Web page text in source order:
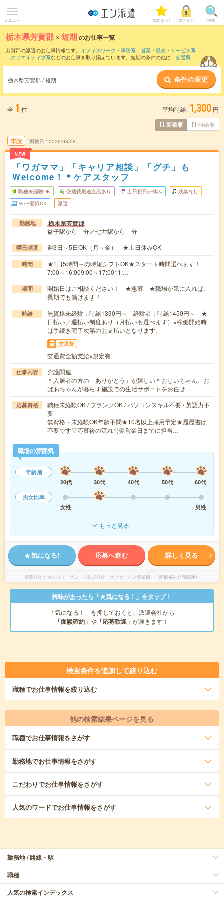
メニュー 気になる! ログイン 検索
栃木県芳賀郡 ×短期のお仕事一覧
芳賀郡の派遣のお仕事情報です。 オフィスワーク・事務系、 営業・販売・サービス系
、 クリエイティブ系などのお仕事を取り揃えています。短期の条件の他に、 交通費別
栃木県芳賀郡 / 短期 条件の変更
全 1 件 平均時給: 1,300 円
新着順 時給順
未読
NEW
掲載日 2026/08/08
「ワガママ」「キャリア相談」「グチ」も
Welcome！＊ケアスタッフ
職種未経験OK 交通費別途支給あり 土日祝日が休み 残業なし
WEB登録OK 派遣
勤務地 栃木県芳賀郡
益子駅から---分／七井駅から---分
曜日頻度 週3日～5日OK（月～金） ★土日休みOK
時間
★1日5時間～の時短シフトOK★スタート時間選べます！
7:00～16:009:00～17:0011:…
期間
開始日はご相談ください！ ★急募 ★職場が気に入れば、
長期でも働けます！
時給
無資格未経験：時給1330円～ 経験者：時給1450円～ ★
日払い／週払い制度あり（月払いも選べます）※稼働開始時
は手続き完了次第のお支払いとなります。
交通費
交通費全額支給※規定有
仕事内容
介護関連
＊入居者の方の「ありがとう」が嬉しい＊おじいちゃん、お
ばあちゃんが暮らす施設での生活サポートをお任せ…
応募資格
職種未経験OK / ブランクOK / パソコンスキル不要 / 英語力不
要
無資格・未経験OK年齢不問★10名以上採用予定★履歴書は
不要です▽応募後の流れ1)翌営業日までに担当…
職場の雰囲気
年齢層
20代
30代 40代 50代
60代
男女比率
女性
男性
もっと見る
気になる! 応募へ進む 詳しく見る
派遣会社 マンパワーグループ株式会社 ケアサービス事業部 （医療福祉介護関連）
興味があったら「★気になる！」をタップ！
「気になる！」を押しておくと、派遣会社から
「面談確約」 や 「応募歓迎」 が届きます！
検索条件を追加して絞り込む
職種でお仕事情報を絞り込む
他の検索結果ページを見る
職種でお仕事情報をさがす
勤務地でお仕事情報をさがす
こだわりでお仕事情報をさがす
人気のワードでお仕事情報をさがす
勤務地 / 路線・駅
職種
人気の検索インデックス